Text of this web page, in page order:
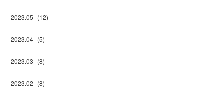
2023.05 (12)
2023.04 (5)
2023.03 (8)
2023.02 (8)